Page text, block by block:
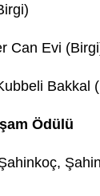
Can Evi
Bakkal
Ödülü